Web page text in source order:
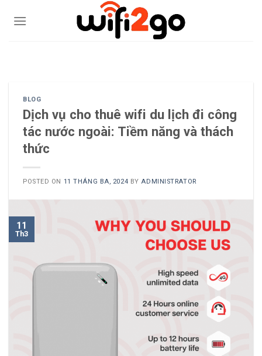
BLOG
Dịch vụ cho thuê wifi du lịch đi công
tác nước ngoài: Tiềm năng và thách
thức
POSTED ON 11 THÁNG BA, 2024 BY ADMINISTRATOR
11
Th3